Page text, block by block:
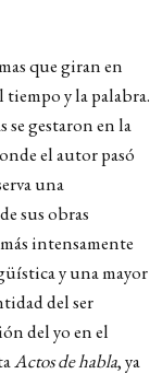
que giran en
y la palabra.
se gestaron en la
el autor pasó
una
sus obras
intensamente
y una mayor
del ser
del yo en el
Actos de habla, ya